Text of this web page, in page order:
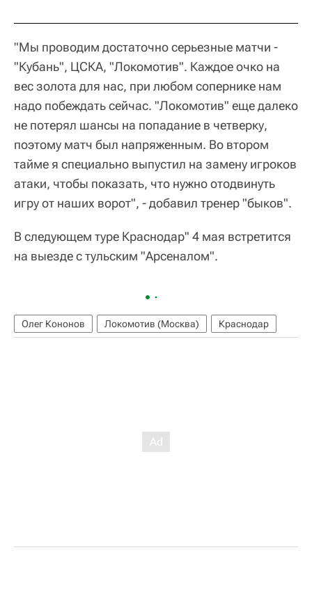
"Мы проводим достаточно серьезные матчи -
"Кубань", ЦСКА, "Локомотив". Каждое очко на
вес золота для нас, при любом сопернике нам
надо побеждать сейчас. "Локомотив" еще далеко
не потерял шансы на попадание в четверку,
поэтому матч был напряженным. Во втором
тайме я специально выпустил на замену игроков
атаки, чтобы показать, что нужно отодвинуть
игру от наших ворот", - добавил тренер "быков".
В следующем туре Краснодар" 4 мая встретится
на выезде с тульским "Арсеналом".
Олег Кононов Локомотив (Москва) Краснодар